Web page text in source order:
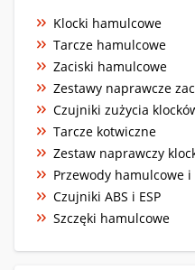
Klocki hamulcowe
Tarcze hamulcowe
Zaciski hamulcowe
Zestawy naprawcze
Czujniki zużycia
Tarcze kotwiczne
Zestaw naprawczy
Przewody hamulcowe
Czujniki ABS i ESP
Szczęki hamulcowe